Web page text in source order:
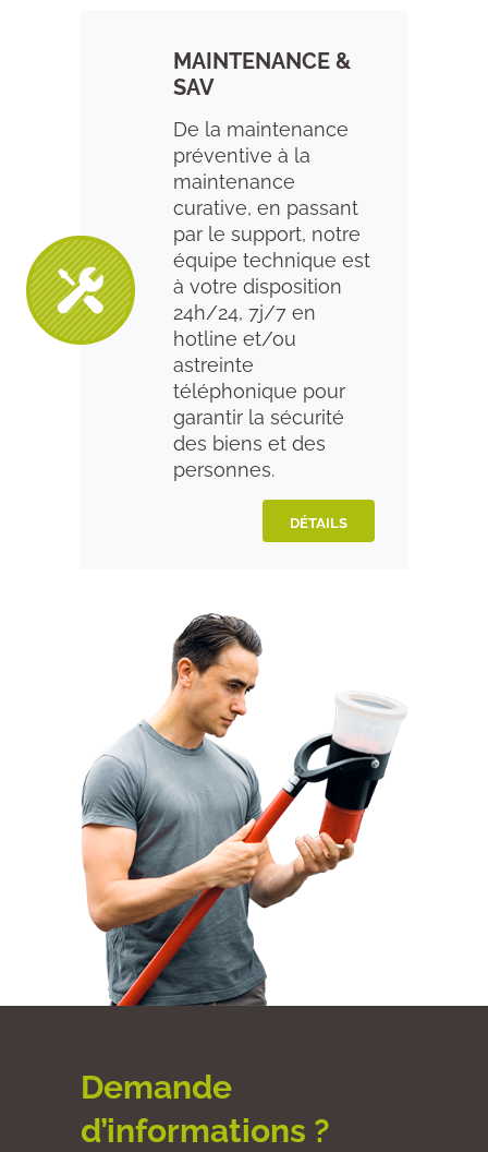
MAINTENANCE &
SAV
De la maintenance
préventive à la
maintenance
curative, en passant
par le support, notre
équipe technique est
à votre disposition
24h/24, 7j/7 en
hotline et/ou
astreinte
téléphonique pour
garantir la sécurité
des biens et des
personnes.
DÉTAILS
Demande
d’informations ?